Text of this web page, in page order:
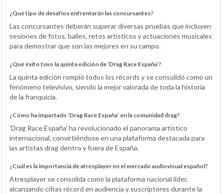
¿Qué tipo de desafíos enfrentarán las concursantes?
Las concursantes deberán superar diversas pruebas que incluyen
sesiones de fotos, bailes, retos artísticos y actuaciones musicales
para demostrar que son las mejores en su campo.
¿Qué éxito tuvo la quinta edición de ‘Drag Race España’?
La quinta edición rompió todos los récords y se consolidó como un
fenómeno televisivo, siendo la mejor valorada de toda la historia
de la franquicia.
¿Cómo ha impactado ‘Drag Race España’ en la comunidad drag?
'Drag Race España' ha revolucionado el panorama artístico
internacional, convirtiéndose en una plataforma destacada para
las artistas drag dentro y fuera de España.
¿Cuál es la importancia de atresplayer en el mercado audiovisual español?
Atresplayer se consolida como la plataforma nacional líder,
alcanzando cifras récord en audiencia y suscriptores durante la